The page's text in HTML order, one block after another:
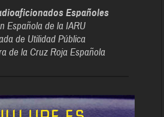
Españoles
Española de la IARU
de Utilidad Pública
de la Cruz Roja Española